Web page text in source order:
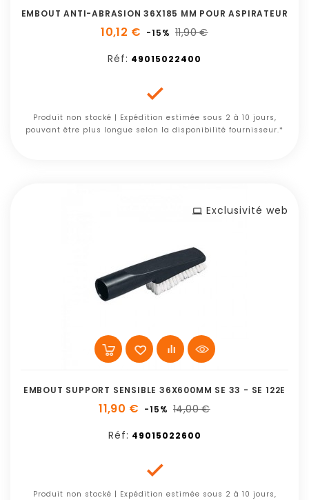
EMBOUT ANTI-ABRASION 36X185 MM POUR ASPIRATEUR
10,12 € -15% 11,90 €
Réf: 49015022400

Produit non stocké | Expédition estimée sous 2 à 10 jours,
pouvant être plus longue selon la disponibilité fournisseur.*
Exclusivité web
EMBOUT SUPPORT SENSIBLE 36X600MM SE 33 - SE 122E
11,90 € -15% 14,00 €
Réf: 49015022600

Produit non stocké | Expédition estimée sous 2 à 10 jours,